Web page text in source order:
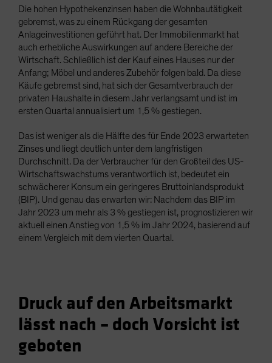
Die hohen Hypothekenzinsen haben die Wohnbautätigkeit
gebremst, was zu einem Rückgang der gesamten
Anlageinvestitionen geführt hat. Der Immobilienmarkt hat
auch erhebliche Auswirkungen auf andere Bereiche der
Wirtschaft. Schließlich ist der Kauf eines Hauses nur der
Anfang; Möbel und anderes Zubehör folgen bald. Da diese
Käufe gebremst sind, hat sich der Gesamtverbrauch der
privaten Haushalte in diesem Jahr verlangsamt und ist im
ersten Quartal annualisiert um 1,5 % gestiegen.
Das ist weniger als die Hälfte des für Ende 2023 erwarteten
Zinses und liegt deutlich unter dem langfristigen
Durchschnitt. Da der Verbraucher für den Großteil des US-
Wirtschaftswachstums verantwortlich ist, bedeutet ein
schwächerer Konsum ein geringeres Bruttoinlandsprodukt
(BIP). Und genau das erwarten wir: Nachdem das BIP im
Jahr 2023 um mehr als 3 % gestiegen ist, prognostizieren wir
aktuell einen Anstieg von 1,5 % im Jahr 2024, basierend auf
einem Vergleich mit dem vierten Quartal.
Druck auf den Arbeitsmarkt
lässt nach – doch Vorsicht ist
geboten